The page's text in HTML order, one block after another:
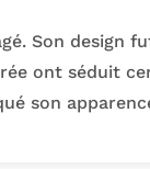
Son design
ont séduit
son